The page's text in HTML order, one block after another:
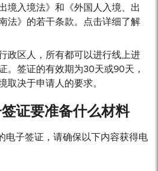
境入境法》和《外国人入境、出
法》的若干条款。点击详细了解
政区人，所有都可以进行线上进
。签证的有效期为30天或90天，
取决于申请人的要求。
证要准备什么材料
电子签证，请确保以下内容获得电